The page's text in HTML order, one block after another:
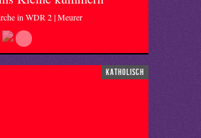
in WDR 2 | Meurer
katholisch